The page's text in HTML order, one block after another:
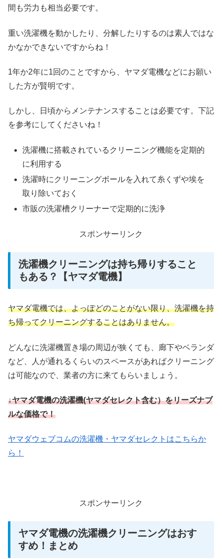
間も労力も相当必要です。
重い洗濯機を動かしたり、分解したりするのは素人ではな
かなかできないですからね！
1年か2年に1回のことですから、ヤマダ電機などにお願い
した方が賢明です。
しかし、日頃からメンテナンスすることは必要です。下記
を参考にしてくださいね！
洗濯機に搭載されているクリーニング機能を定期的
に利用する
洗濯時にクリーニングボールを入れて糸くずや埃を
取り除いておく
市販の洗濯槽クリーナーで定期的に洗浄
スポンサーリンク
洗濯機クリーニングは持ち帰りすること
もある？【ヤマダ電機】
ヤマダ電機では、よっぽどのことがない限り、洗濯機を持
ち帰ってクリーニングすることはありません。
どんなに洗濯機置き場の周辺が狭くても、廊下やベランダ
など、人が通れるくらいのスペースがあればクリーニング
は可能なので、業者の方に来てもらいましょう。
↓ヤマダ電機の洗濯機(ヤマダセレクト含む）をリーズナブ
ルな価格で！
ヤマダウェブコムの洗濯機・ヤマダセレクトはこちらか
ら！
スポンサーリンク
ヤマダ電機の洗濯機クリーニングはおす
すめ！まとめ